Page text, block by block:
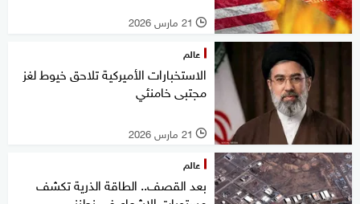
l 21 مارس 2026
عالم
الاستخبارات الأميركية تلاحق خيوط لغز
مجتبى خامنئي
l 21 مارس 2026
عالم
بعد القصف.. الطاقة الذرية تكشف